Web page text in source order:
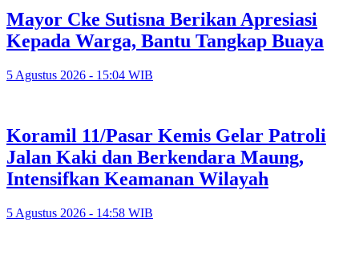
Mayor Cke Sutisna Berikan Apresiasi
Kepada Warga, Bantu Tangkap Buaya
5 Agustus 2026 - 15:04 WIB
Koramil 11/Pasar Kemis Gelar Patroli
Jalan Kaki dan Berkendara Maung,
Intensifkan Keamanan Wilayah
5 Agustus 2026 - 14:58 WIB